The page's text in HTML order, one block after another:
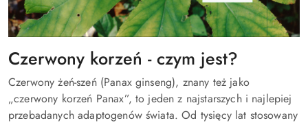
Czerwony korzeń - czym jest?
Czerwony żeń-szeń (Panax ginseng), znany też jako
„czerwony korzeń Panax”, to jeden z najstarszych i najlepiej
przebadanych adaptogenów świata. Od tysięcy lat stosowany